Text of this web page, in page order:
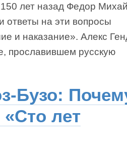
лет назад Федор
ответы на эти вопросы
и наказание». Алекс
прославившем русскую
Бузо:
«Сто лет